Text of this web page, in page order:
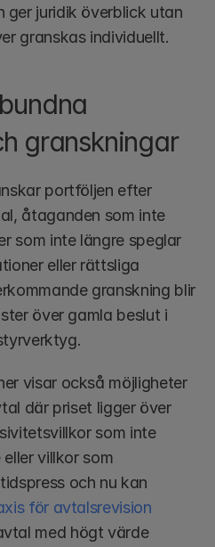
ger juridik överblick utan
granskas individuellt.
granskningar
portföljen efter
åtaganden som inte
som inte längre speglar
eller rättsliga
granskning blir
över gamla beslut i
visar också möjligheter
där priset ligger över
som inte
villkor som
och nu kan
för avtalsrevision
med högt värde